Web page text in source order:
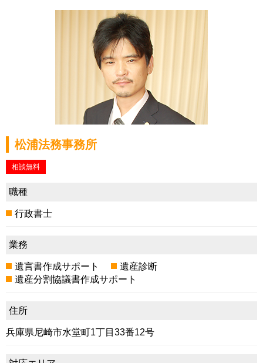
松浦法務事務所
相談無料
職種
行政書士
業務
遺言書作成サポート
遺産診断
遺産分割協議書作成サポート
住所
兵庫県尼崎市水堂町1丁目33番12号